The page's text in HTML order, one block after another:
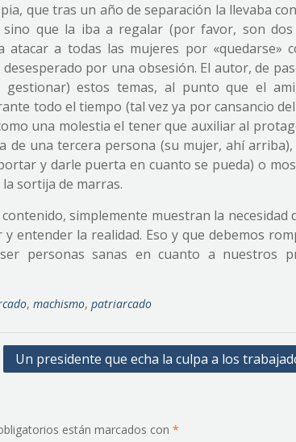
que tras un año de separación la llevaba
que la iba a regalar (por favor, son dos
a todas las mujeres por «quedarse»
por una obsesión. El autor, de
estos temas, al punto que el
todo el tiempo (tal vez ya por cansancio
una molestia el tener que auxiliar al
de una tercera persona (su mujer, ahí
y darle puerta en cuanto se pueda) o
sortija de marras.
simplemente muestran la necesidad
entender la realidad. Eso y que debemos
personas sanas en cuanto a nuestros
, machismo, patriarcado
Un presidente que echa la culpa a los
están marcados con *